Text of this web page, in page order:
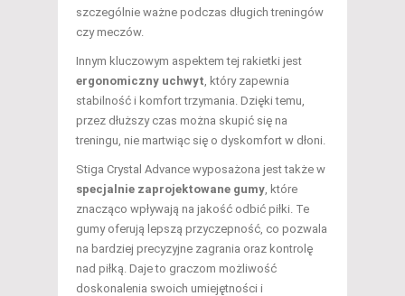
szczególnie ważne podczas długich treningów
czy meczów.
Innym kluczowym aspektem tej rakietki jest
ergonomiczny uchwyt , który zapewnia
stabilność i komfort trzymania. Dzięki temu,
przez dłuższy czas można skupić się na
treningu, nie martwiąc się o dyskomfort w dłoni.
Stiga Crystal Advance wyposażona jest także w
specjalnie zaprojektowane gumy , które
znacząco wpływają na jakość odbić piłki. Te
gumy oferują lepszą przyczepność, co pozwala
na bardziej precyzyjne zagrania oraz kontrolę
nad piłką. Daje to graczom możliwość
doskonalenia swoich umiejętności i